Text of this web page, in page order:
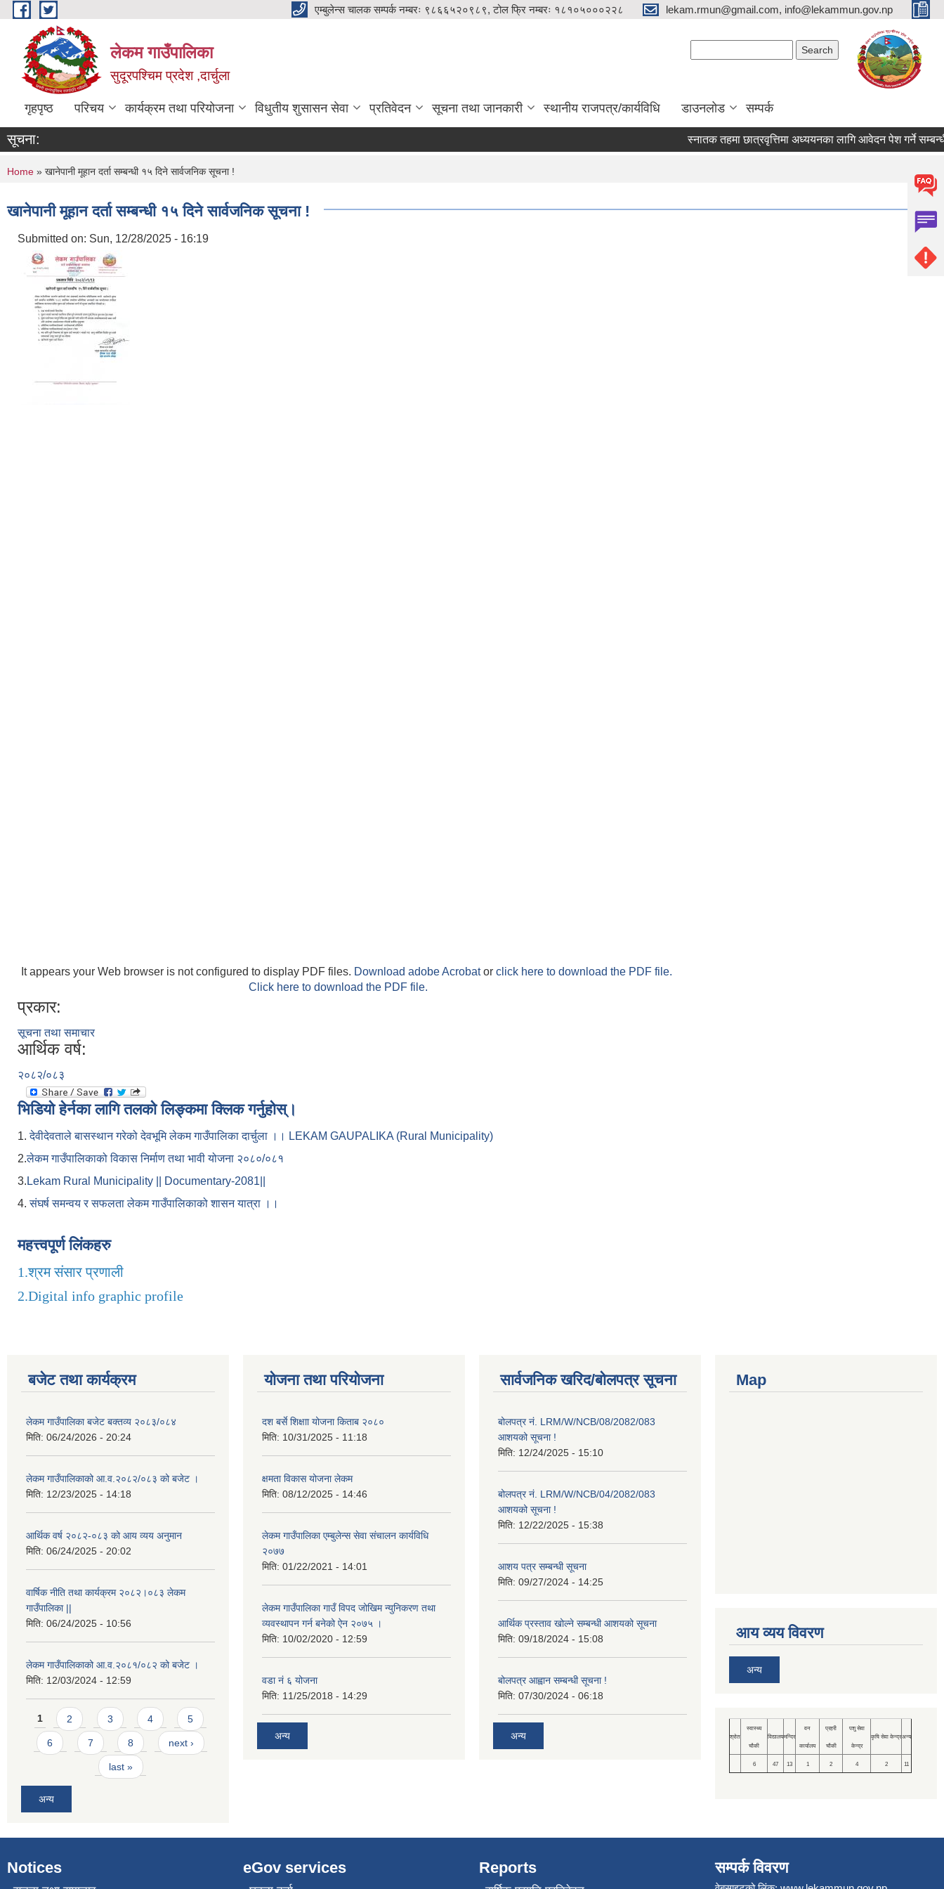
Skip to main content एम्बुलेन्स चालक सम्पर्क नम्बरः ९८६६५२०९८९, टोल फ्रि नम्बरः १८१०५०००२२८ lekam.rmun@gmail.com, info@lekammun.gov.np
लेकम गाउँपालिका
सुदूरपश्चिम प्रदेश ,दार्चुला
गृहपृष्ठ परिचय कार्यक्रम तथा परियोजना विधुतीय शुसासन सेवा प्रतिवेदन सूचना तथा जानकारी स्थानीय राजपत्र/कार्यविधि डाउनलोड सम्पर्क
सूचना: स्नातक तहमा छात्रवृत्तिमा अध्ययनका लागि आवेदन पेश गर्ने सम्बन्धी
You are here
Home » खानेपानी मूहान दर्ता सम्बन्धी १५ दिने सार्वजनिक सूचना !
खानेपानी मूहान दर्ता सम्बन्धी १५ दिने सार्वजनिक सूचना !
Submitted on: Sun, 12/28/2025 - 16:19
It appears your Web browser is not configured to display PDF files. Download adobe Acrobator click here to download the PDF file.
Click here to download the PDF file.
प्रकार:
सूचना तथा समाचार
आर्थिक वर्ष:
२०८२/०८३
भिडियो हेर्नका लागि तलको लिङ्कमा क्लिक गर्नुहोस्।
1.देवीदेवताले बासस्थान गरेको देवभूमि लेकम गाउँपालिका दार्चुला ।। LEKAM GAUPALIKA (Rural Municipality)
2.लेकम गाउँपालिकाको विकास निर्माण तथा भावी योजना २०८०/०८१
3. Lekam Rural Municipality || Documentary-2081||
4.संघर्ष समन्वय र सफलता लेकम गाउँपालिकाको शासन यात्रा ।।
महत्त्वपूर्ण लिंकहरु
1.श्रम संसार प्रणाली
2.Digital info graphic profile
बजेट तथा कार्यक्रम
लेकम गाउँपालिका बजेट बक्तव्य २०८३/०८४
मिति: 06/24/2026 - 20:24
लेकम गाउँपालिकाको आ.व.२०८२/०८३ को बजेट ।
मिति: 12/23/2025 - 14:18
आर्थिक वर्ष २०८२-०८३ को आय व्यय अनुमान
मिति: 06/24/2025 - 20:02
वार्षिक नीति तथा कार्यक्रम २०८२।०८३ लेकम
गाउँपालिका ||
मिति: 06/24/2025 - 10:56
लेकम गाउँपालिकाको आ.व.२०८१/०८२ को बजेट ।
मिति: 12/03/2024 - 12:59
Pages
1 2 3 4 5
6 7 8 next ›
last »
अन्य
योजना तथा परियोजना
दश बर्से शिक्षाा योजना किताब २०८०
मिति: 10/31/2025 - 11:18
क्षमता विकास योजना लेकम
मिति: 08/12/2025 - 14:46
लेकम गाउँपालिका एम्बुलेन्स सेवा संचालन कार्यविधि
२०७७
मिति: 01/22/2021 - 14:01
लेकम गाउँपालिका गाउँ विपद जोखिम न्युनिकरण तथा
व्यवस्थापन गर्न बनेको ऐन २०७५ ।
मिति: 10/02/2020 - 12:59
वडा नं ६ योजना
मिति: 11/25/2018 - 14:29
अन्य
सार्वजनिक खरिद/बोलपत्र सूचना
बोलपत्र नं. LRM/W/NCB/08/2082/083
आशयको सूचना !
मिति: 12/24/2025 - 15:10
बोलपत्र नं. LRM/W/NCB/04/2082/083
आशयको सूचना !
मिति: 12/22/2025 - 15:38
आशय पत्र सम्बन्धी सूचना
मिति: 09/27/2024 - 14:25
आर्थिक प्रस्ताव खोल्ने सम्बन्धी आशयको सूचना
मिति: 09/18/2024 - 15:08
बोलपत्र आह्वान सम्बन्धी सूचना !
मिति: 07/30/2024 - 06:18
अन्य
Map
आय व्यय विवरण
अन्य
श्रोत
स्वास्थ्य
चौकी
विद्यालयमन्दिर
वन
कार्यालय
प्रहरी
चौकी
पशु सेवा
केन्द्र
कृषि सेवा केन्द्रअन्य
6 47 13 1 2 4 2 11
Notices eGov services Reports सम्पर्क विवरण